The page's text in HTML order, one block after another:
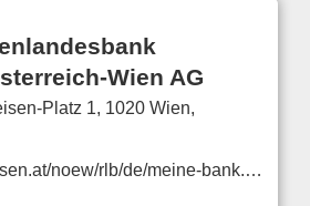
Wien AG
Platz 1, 1020 Wien,
www.raiffeisen.at/noew/rlb/de/meine-bank.html